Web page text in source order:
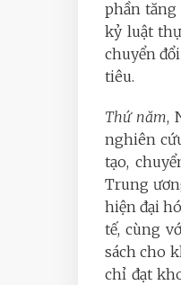
phần tăng
kỷ luật
chuyển
tiêu.
Thứ năm,
nghiên
tạo,
Trung
hiện đại
tế, cùng
sách cho
chỉ đạt